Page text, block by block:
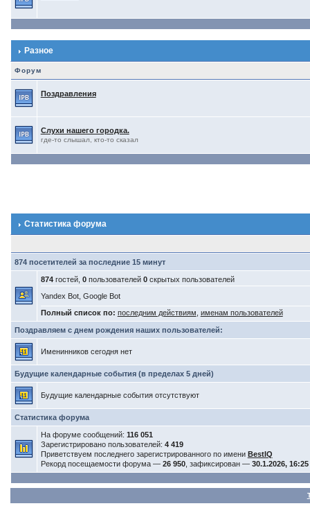
Разное
Форум
Поздравления
Слухи нашего городка.
где-то слышал, кто-то сказал
Статистика форума
874 посетителей за последние 15 минут
874гостей, 0пользователей 0скрытых пользователей
Yandex Bot, Google Bot
Полный список по: последним действиям именам пользователей
Поздравляем с днем рождения наших пользователей:
Именинников сегодня нет
Будущие календарные события (в пределах 5 дней)
Будущие календарные события отсутствуют
Статистика форума
На форуме сообщений: 116 051
Зарегистрировано пользователей: 4 419
Приветствуем последнего зарегистрированного по имени BestIQ
Рекорд посещаемости форума — 26 950, зафиксирован — 30.1.2026, 16:25